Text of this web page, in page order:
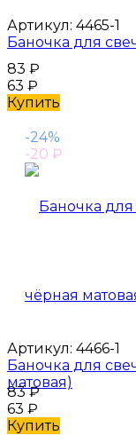
Артикул: 4465-1
Баночка для
83 ₽
63 ₽
Купить
-24%
-20 ₽
Артикул: 4466-1
Баночка для
матовая)
83₽
63 ₽
Купить